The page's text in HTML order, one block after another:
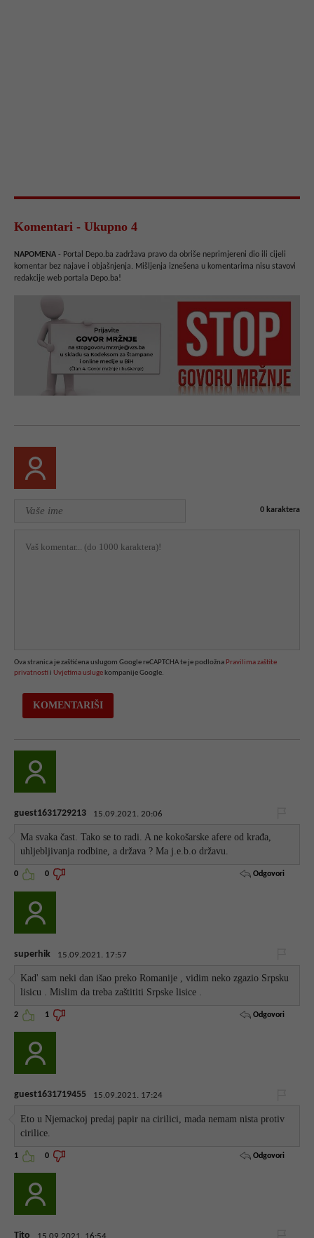
Komentari - Ukupno 4
NAPOMENA - Portal Depo.ba zadržava pravo da obriše neprimjereni dio ili cijeli
komentar bez najave i objašnjenja. Mišljenja iznešena u komentarima nisu stavovi
redakcije web portala Depo.ba!
0 karaktera
Ova stranica je zaštićena uslugom Google reCAPTCHA te je podložna Pravilima zaštite
privatnosti i Uvjetima usluge kompanije Google.
guest1631729213 15.09.2021. 20:06
Ma svaka čast. Tako se to radi. A ne kokošarske afere od krađa,
uhljebljivanja rodbine, a država ? Ma j.e.b.o državu.
0 0 Odgovori
superhik 15.09.2021. 17:57
Kad' sam neki dan išao preko Romanije , vidim neko zgazio Srpsku
lisicu . Mislim da treba zaštititi Srpske lisice .
2 1 Odgovori
guest1631719455 15.09.2021. 17:24
Eto u Njemackoj predaj papir na cirilici, mada nemam nista protiv
cirilice.
1 0 Odgovori
Tito